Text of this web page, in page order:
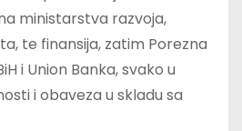
ministarstva razvoja,
te finansija, zatim Porezna
i Union Banka, svako u
i obaveza u skladu sa